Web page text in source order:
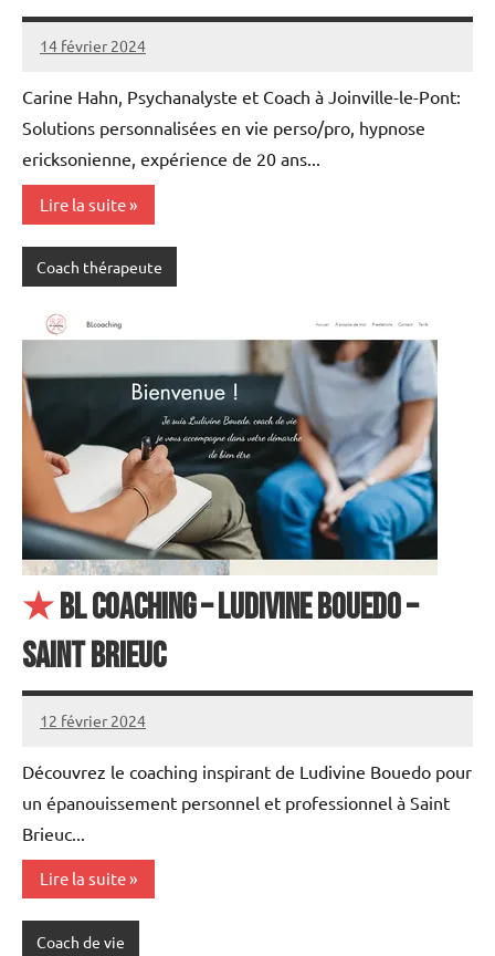
14 février 2024
annuairecoaching
Carine Hahn, Psychanalyste et Coach à Joinville-le-Pont:
Solutions personnalisées en vie perso/pro, hypnose
ericksonienne, expérience de 20 ans...
Lire la suite
Coach thérapeute
★BL Coaching – Ludivine Bouedo –
Saint Brieuc
12 février 2024
annuairecoaching
Découvrez le coaching inspirant de Ludivine Bouedo pour
un épanouissement personnel et professionnel à Saint
Brieuc...
Lire la suite
Coach de vie